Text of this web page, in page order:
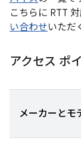
こちらに RTT
い合わせいただ
アクセス ポ
メーカーとモ